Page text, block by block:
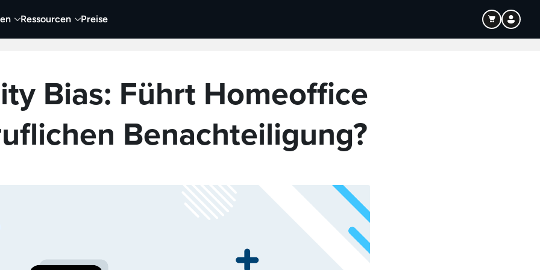
Ressourcen Preise
Video Visueller Content
Bias: Führt Homeoffice
Benachteiligung?